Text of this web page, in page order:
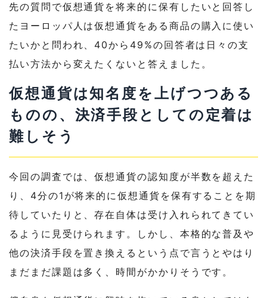
先の質問で仮想通貨を将来的に保有したいと回答し
たヨーロッパ人は仮想通貨をある商品の購入に使い
たいかと問われ、40から49%の回答者は日々の支
払い方法から変えたくないと答えました。
仮想通貨は知名度を上げつつある
ものの、決済手段としての定着は
難しそう
今回の調査では、仮想通貨の認知度が半数を超えた
り、4分の1が将来的に仮想通貨を保有することを期
待していたりと、存在自体は受け入れられてきてい
るように見受けられます。しかし、本格的な普及や
他の決済手段を置き換えるという点で言うとやはり
まだまだ課題は多く、時間がかかりそうです。